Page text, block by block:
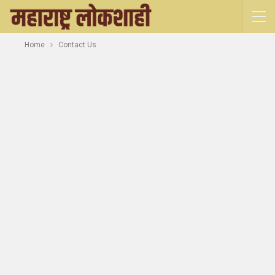
Home Contact Us